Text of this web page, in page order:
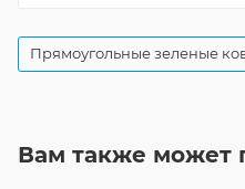
Прямоугольные зеленые
Вам также может